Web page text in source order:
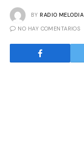
BY RADIO MELODIA
NO HAY COMENTARIOS